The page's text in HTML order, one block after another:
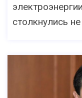
столкнулись